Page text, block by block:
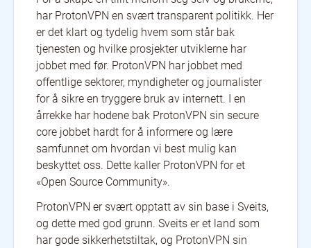
har ProtonVPN en svært transparent politikk. Her
er det klart og tydelig hvem som står bak
tjenesten og hvilke prosjekter utviklerne har
jobbet med før. ProtonVPN har jobbet med
offentlige sektorer, myndigheter og journalister
for å sikre en tryggere bruk av internett. I en
årrekke har hodene bak ProtonVPN sin secure
core jobbet hardt for å informere og lære
samfunnet om hvordan vi best mulig kan
beskyttet oss. Dette kaller ProtonVPN for et
«Open Source Community».
ProtonVPN er svært opptatt av sin base i Sveits,
og dette med god grunn. Sveits er et land som
har gode sikkerhetstiltak, og ProtonVPN sin